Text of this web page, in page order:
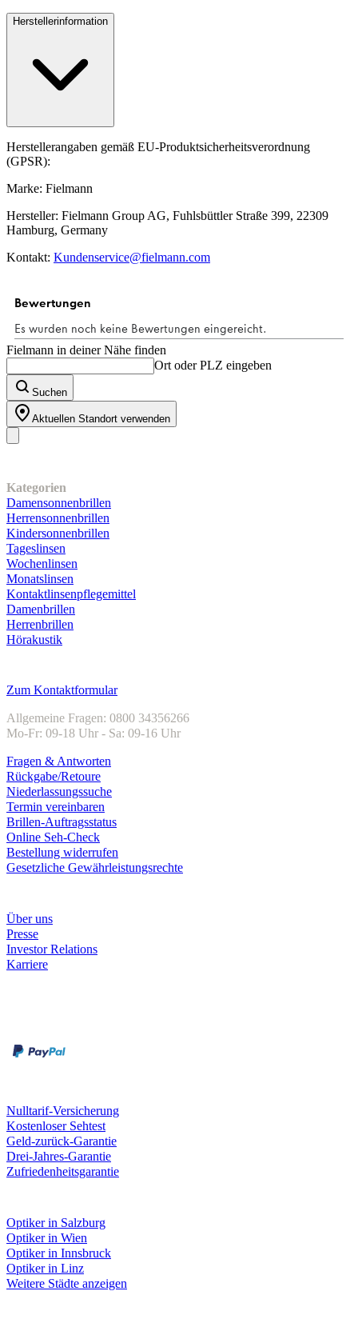
Herstellerinformation
Herstellerangaben gemäß EU-Produktsicherheitsverordnung
(GPSR):
Marke: Fielmann
Hersteller: Fielmann Group AG, Fuhlsbüttler Straße 399, 22309
Hamburg, Germany
Kontakt: Kundenservice@fielmann.com
Fielmann in deiner Nähe finden
Ort oder PLZ eingeben
Suchen
Aktuellen Standort verwenden
Kategorien
Damensonnenbrillen
Herrensonnenbrillen
Kindersonnenbrillen
Tageslinsen
Wochenlinsen
Monatslinsen
Kontaktlinsenpflegemittel
Damenbrillen
Herrenbrillen
Hörakustik
Zum Kontaktformular
Allgemeine Fragen: 0800 34356266
Mo-Fr: 09-18 Uhr - Sa: 09-16 Uhr
Fragen & Antworten
Rückgabe/Retoure
Niederlassungssuche
Termin vereinbaren
Brillen-Auftragsstatus
Online Seh-Check
Bestellung widerrufen
Gesetzliche Gewährleistungsrechte
Über uns
Presse
Investor Relations
Karriere
Nulltarif-Versicherung
Kostenloser Sehtest
Geld-zurück-Garantie
Drei-Jahres-Garantie
Zufriedenheitsgarantie
Optiker in Salzburg
Optiker in Wien
Optiker in Innsbruck
Optiker in Linz
Weitere Städte anzeigen